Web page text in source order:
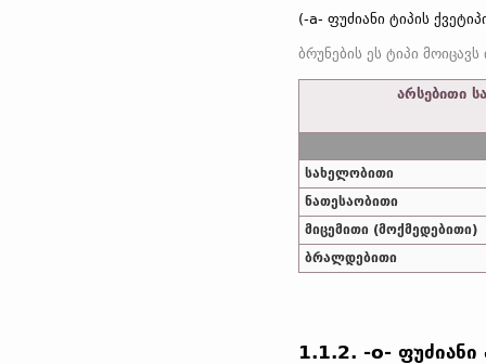
(-a- ფუძიანი ტიპის
არსებითი
სახელობითი
ნათესაობითი
მიცემითი (მოქმედებითი)
ბრალდებითი
1.1.2. -o- ფუძიანი